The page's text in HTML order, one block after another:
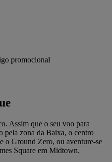
promocional
Assim que o seu voo para
pela zona da Baixa, o centro
o Ground Zero, ou aventure-se
Square em Midtown.